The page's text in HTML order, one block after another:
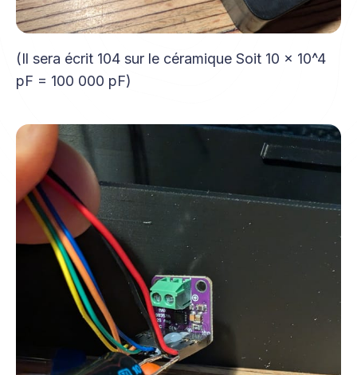
(Il sera écrit 104 sur le céramique Soit 10 x 10^4
pF = 100 000 pF)